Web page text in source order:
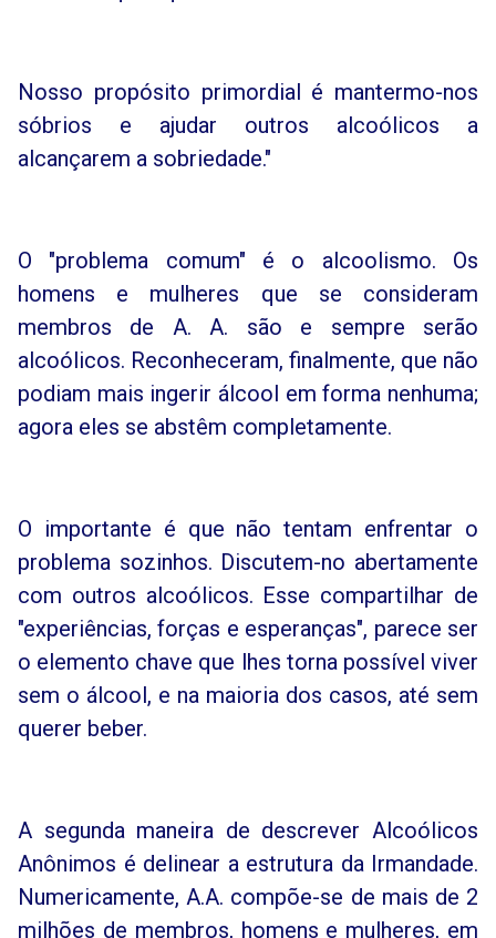
Nosso propósito primordial é mantermo-nos
sóbrios e ajudar outros alcoólicos a
alcançarem a sobriedade."
O "problema comum" é o alcoolismo. Os
homens e mulheres que se consideram
membros de A. A. são e sempre serão
alcoólicos. Reconheceram, finalmente, que não
podiam mais ingerir álcool em forma nenhuma;
agora eles se abstêm completamente.
O importante é que não tentam enfrentar o
problema sozinhos. Discutem-no abertamente
com outros alcoólicos. Esse compartilhar de
"experiências, forças e esperanças", parece ser
o elemento chave que lhes torna possível viver
sem o álcool, e na maioria dos casos, até sem
querer beber.
A segunda maneira de descrever Alcoólicos
Anônimos é delinear a estrutura da Irmandade.
Numericamente, A.A. compõe-se de mais de 2
milhões de membros, homens e mulheres, em